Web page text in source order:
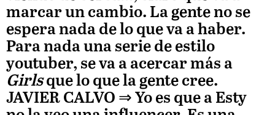
marcar un cambio. La gente no se
espera nada de lo que va a haber.
Para nada una serie de estilo
youtuber, se va a acercar más a
Girlsque lo que la gente cree.
JAVIER CALVO ⇒ Yo es que a Esty